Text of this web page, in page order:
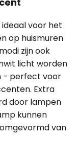
voor het
op huismuren
zijn ook
licht worden
- perfect voor
Extra
door lampen
kunnen
van